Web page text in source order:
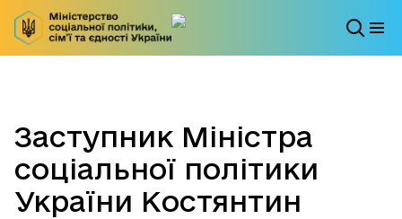
Заступник Міністра
соціальної політики
України Костянтин